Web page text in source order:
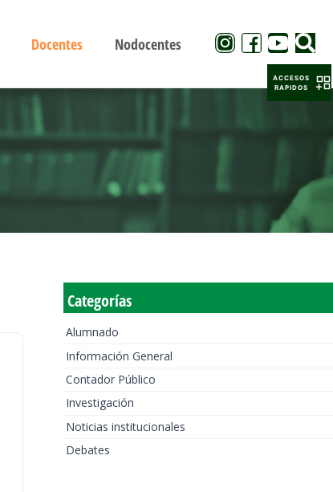
Docentes Nodocentes
Categorías
Alumnado
Información General
Contador Público
Investigación
Noticias institucionales
Debates
ACCESOS
RAPIDOS